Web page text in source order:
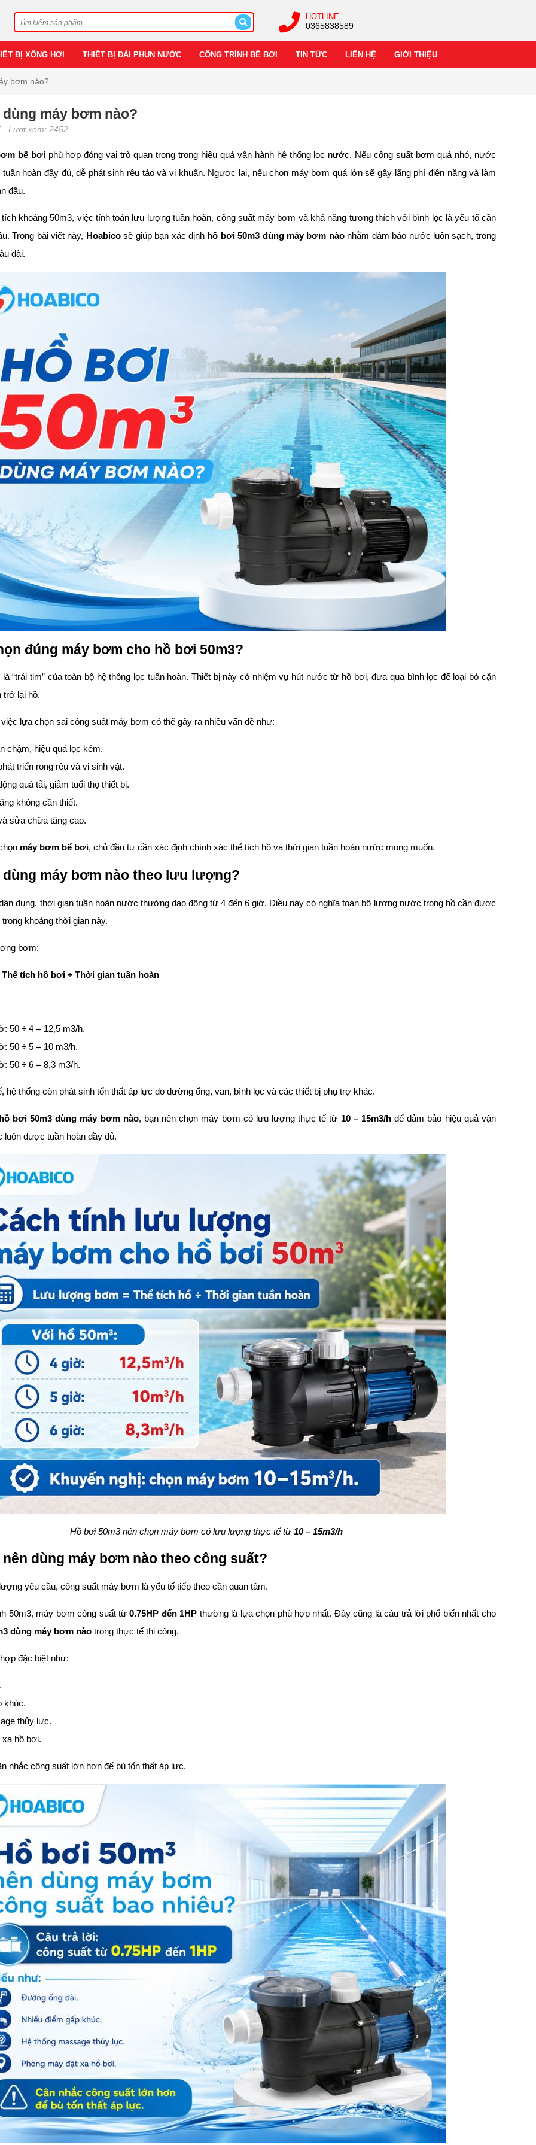
HOTLINE
0365838589
BỊ XÔNG HƠI THIẾT BỊ ĐÀI PHUN NƯỚC CÔNG TRÌNH BỂ BƠI TIN TỨC LIÊN HỆ GIỚI THIỆU
bơm nào?
máy bơm nào?
- Lượt xem: 2452
bể bơiphù hợp đóng vai trò quan trọng trong hiệu quả vận hành hệ thống lọc nước. Nếu công suất bơm quá nhỏ, nước
hoàn đầy đủ, dễ phát sinh rêu tảo và vi khuẩn. Ngược lại, nếu chọn máy bơm quá lớn sẽ gây lãng phí điện năng và làm
đầu.
khoảng 50m3, việc tính toán lưu lượng tuần hoàn, công suất máy bơm và khả năng tương thích với bình lọc là yếu tố cần
Trong bài viết này, Hoabicosẽ giúp bạn xác định hồ bơi 50m3 dùng máy bơm nàonhằm đảm bảo nước luôn sạch, trong
dài.
đúng máy bơm cho hồ bơi 50m3?
“trái tim” của toàn bộ hệ thống lọc tuần hoàn. Thiết bị này có nhiệm vụ hút nước từ hồ bơi, đưa qua bình lọc để loại bỏ cặn
trở lại hồ.
lựa chọn sai công suất máy bơm có thể gây ra nhiều vấn đề như:
chậm, hiệu quả lọc kém.
triển rong rêu và vi sinh vật.
quá tải, giảm tuổi thọ thiết bị.
không cần thiết.
sửa chữa tăng cao.
máy bơm bể bơi, chủ đầu tư cần xác định chính xác thể tích hồ và thời gian tuần hoàn nước mong muốn.
dùng máy bơm nào theo lưu lượng?
dụng, thời gian tuần hoàn nước thường dao động từ 4 đến 6 giờ. Điều này có nghĩa toàn bộ lượng nước trong hồ cần được
khoảng thời gian này.
bơm:
tích hồ bơi ÷ Thời gian tuần hoàn
50 ÷ 4 = 12,5 m3/h.
50 ÷ 5 = 10 m3/h.
50 ÷ 6 = 8,3 m3/h.
hệ thống còn phát sinh tổn thất áp lực do đường ống, van, bình lọc và các thiết bị phụ trợ khác.
hồ bơi 50m3 dùng máy bơm nào, bạn nên chọn máy bơm có lưu lượng thực tế từ 10 – 15m3/hđể đảm bảo hiệu quả vận
luôn được tuần hoàn đầy đủ.
Hồ bơi 50m3 nên chọn máy bơm có lưu lượng thực tế từ10 – 15m3/h
nên dùng máy bơm nào theo công suất?
yêu cầu, công suất máy bơm là yếu tố tiếp theo cần quan tâm.
50m3, máy bơm công suất từ0.75HP đến 1HP thường là lựa chọn phù hợp nhất. Đây cũng là câu trả lời phổ biến nhất cho
dùng máy bơm nào trong thực tế thi công.
đặc biệt như:
khúc.
thủy lực.
xa hồ bơi.
nhắc công suất lớn hơn để bù tổn thất áp lực.